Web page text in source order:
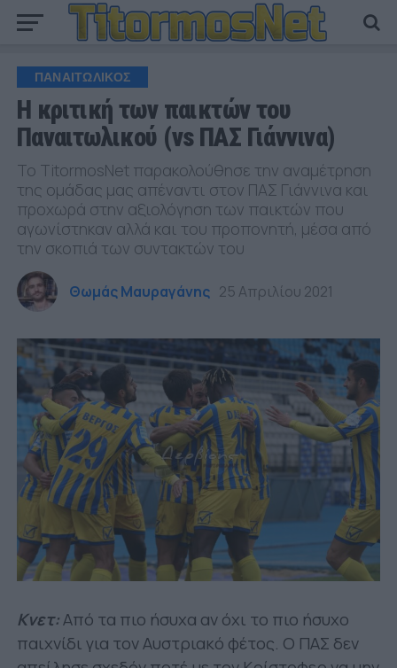
ΠΑΝΑΙΤΩΛΙΚΟΣ
Η κριτική των παικτών του
Παναιτωλικού (vs ΠΑΣ Γιάννινα)
Το TitormosNet παρακολούθησε την αναμέτρηση
της ομάδας μας απέναντι στον ΠΑΣ Γιάννινα και
προχωρά στην αξιολόγηση των παικτών που
αγωνίστηκαν αλλά και του προπονητή, μέσα από
την σκοπιά των συντακτών του
Θωμάς Μαυραγάνης 25 Απριλίου 2021
Κνετ:Από τα πιο ήσυχα αν όχι το πιο ήσυχο
παιχνίδι για τον Αυστριακό φέτος. Ο ΠΑΣ δεν